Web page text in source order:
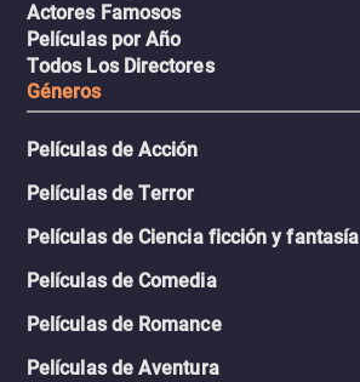
Actores Famosos
Películas por Año
Todos Los Directores
Géneros
Películas de Acción
Películas de Terror
Películas de Ciencia ficción y fantasía
Películas de Comedia
Películas de Romance
Películas de Aventura